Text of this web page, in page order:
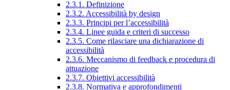
2.3.1. Definizione
2.3.2. Accessibilità by design
2.3.3. Principi per l’accessibilità
2.3.4. Linee guida e criteri di successo
2.3.5. Come rilasciare una dichiarazione di
accessibilità
2.3.6. Meccanismo di feedback e procedura di
attuazione
2.3.7. Obiettivi accessibilità
2.3.8. Normativa e approfondimenti